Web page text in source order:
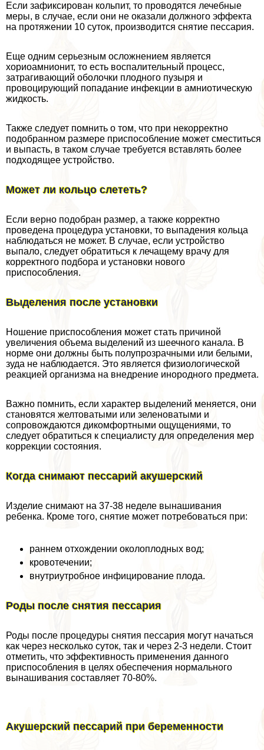
Если зафиксирован кольпит, то проводятся лечебные
меры, в случае, если они не оказали должного эффекта
на протяжении 10 суток, производится снятие пессария.
Еще одним серьезным осложнением является
хориоамнионит, то есть воспалительный процесс,
затрагивающий оболочки плодного пузыря и
провоцирующий попадание инфекции в амниотическую
жидкость.
Также следует помнить о том, что при некорректно
подобранном размере приспособление может сместиться
и выпасть, в таком случае требуется вставлять более
подходящее устройство.
Может ли кольцо слететь?
Если верно подобран размер, а также корректно
проведена процедypa установки, то выпадения кольца
наблюдаться не может. В случае, если устройство
выпало, следует обратиться к лечащему врачу для
корректного подбора и установки нового
приспособления.
Выделения после установки
Ношение приспособления может стать причиной
увеличения объема выделений из шеечного канала. В
норме они должны быть полупрозрачными или белыми,
зуда не наблюдается. Это является физиологической
реакцией организма на внедрение инородного предмета.
Важно помнить, если хаpaктер выделений меняется, они
становятся желтоватыми или зеленоватыми и
сопровождаются дикомфортными ощущениями, то
следует обратиться к специалисту для определения мер
коррекции состояния.
Когда снимают пессарий акушерский
Изделие снимают на 37-38 неделе вынашивания
ребенка. Кроме того, снятие может потребоваться при:
раннем отхождении околоплодных вод;
кровотечении;
внутриутробное инфицирование плода.
Роды после снятия пессария
Роды после процедуры снятия пессария могут начаться
как через несколько суток, так и через 2-3 недели. Стоит
отметить, что эффективность применения данного
приспособления в целях обеспечения нормального
вынашивания составляет 70-80%.
Акушерский пессарий при беременности